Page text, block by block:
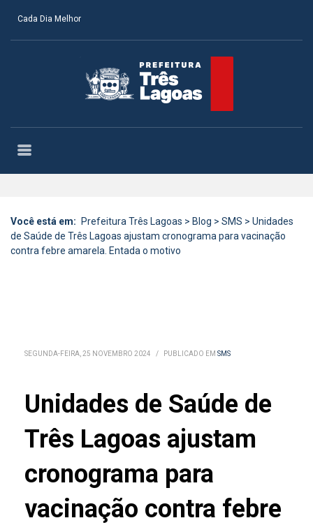
Cada Dia Melhor
Você está em: Prefeitura Três Lagoas > Blog > SMS > Unidades
de Saúde de Três Lagoas ajustam cronograma para vacinação
contra febre amarela. Entada o motivo
SEGUNDA-FEIRA, 25 NOVEMBRO 2024 / PUBLICADO EM SMS
Unidades de Saúde de
Três Lagoas ajustam
cronograma para
vacinação contra febre